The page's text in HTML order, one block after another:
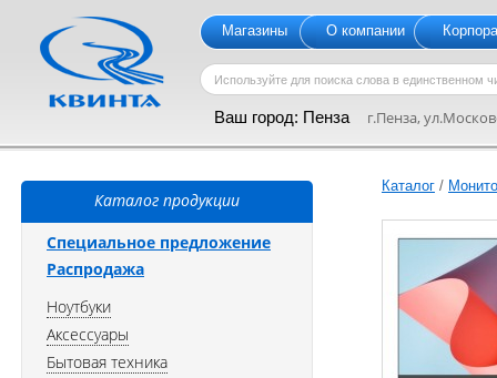
Магазины О компании
Ваш город: Пенза г.Пенза,
Каталог /
Каталог продукции
Специальное предложение
Распродажа
Ноутбуки
Аксессуары
Бытовая техника